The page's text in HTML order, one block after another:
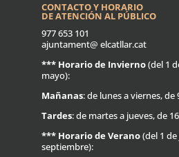
CONTACTO Y HORARIO
DE ATENCIÓN AL PÚBLICO
977 653 101
ajuntament@ elcatllar.cat
*** Horario de Invierno(del 1
mayo):
Mañanas: de lunes a viernes, de
Tardes: de martes a jueves, de
*** Horario de Verano(del 1
septiembre):